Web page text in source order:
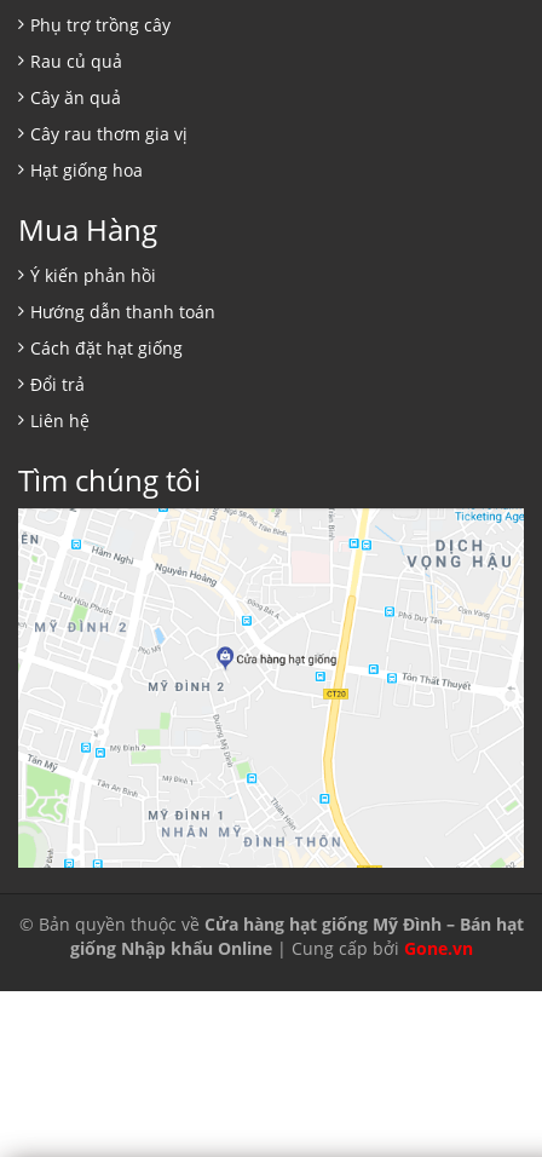
Phụ trợ trồng cây
Rau củ quả
Cây ăn quả
Cây rau thơm gia vị
Hạt giống hoa
Mua Hàng
Ý kiến phản hồi
Hướng dẫn thanh toán
Cách đặt hạt giống
Đổi trả
Liên hệ
Tìm chúng tôi
© Bản quyền thuộc về Cửa hàng hạt giống Mỹ Đình – Bán hạt
giống Nhập khẩu Online| Cung cấp bởi Gone.vn